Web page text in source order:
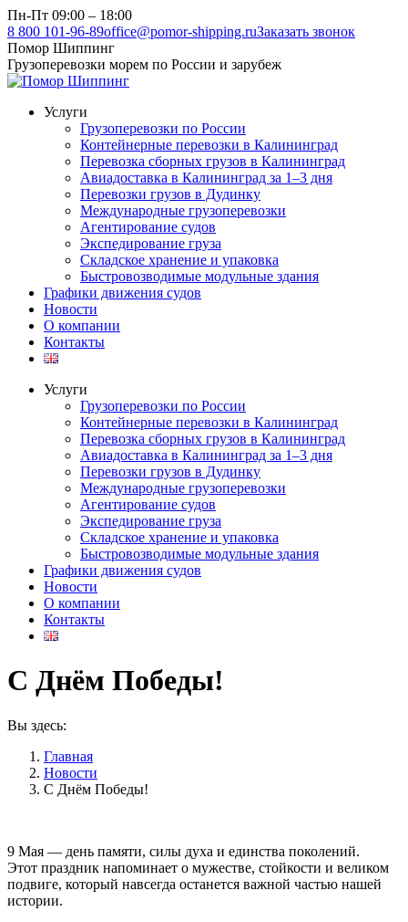
Перейти
к
содержанию
Пн-Пт 09:00 – 18:00
8 800 101-96-89office@pomor-shipping.ruЗаказать звонок
Помор Шиппинг
Грузоперевозки морем по России и зарубеж
Услуги
Грузоперевозки по России
Контейнерные перевозки в Калининград
Перевозка сборных грузов в Калининград
Авиадоставка в Калининград за 1–3 дня
Перевозки грузов в Дудинку
Международные грузоперевозки
Агентирование судов
Экспедирование груза
Складское хранение и упаковка
Быстровозводимые модульные здания
Графики движения судов
Новости
О компании
Контакты
Услуги
Грузоперевозки по России
Контейнерные перевозки в Калининград
Перевозка сборных грузов в Калининград
Авиадоставка в Калининград за 1–3 дня
Перевозки грузов в Дудинку
Международные грузоперевозки
Агентирование судов
Экспедирование груза
Складское хранение и упаковка
Быстровозводимые модульные здания
Графики движения судов
Новости
О компании
Контакты
С Днём Победы!
Вы здесь:
Главная
Новости
С Днём Победы!
9 Мая — день памяти, силы духа и единства поколений.
Этот праздник напоминает о мужестве, стойкости и великом
подвиге, который навсегда останется важной частью нашей
истории.